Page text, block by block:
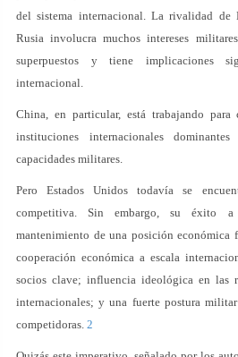
del sistema internacional. La rivalidad de
Rusia involucra muchos intereses
superpuestos y tiene implicaciones
internacional.
China, en particular, está trabajando para
instituciones internacionales
capacidades militares.
Pero Estados Unidos todavía se
competitiva. Sin embargo, su éxito
mantenimiento de una posición económica
cooperación económica a escala
socios clave; influencia ideológica en las
internacionales; y una fuerte postura
competidoras. 2